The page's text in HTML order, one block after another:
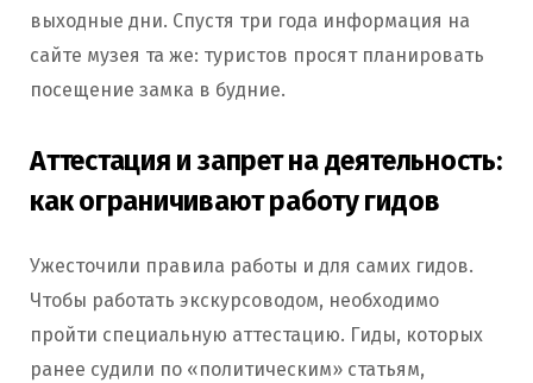
выходные дни. Спустя три года информация на
сайте музея та же: туристов просят планировать
посещение замка в будние.
Аттестация и запрет на деятельность:
как ограничивают работу гидов
Ужесточили правила работы и для самих гидов.
Чтобы работать экскурсоводом, необходимо
пройти специальную аттестацию. Гиды, которых
ранее судили по «политическим» статьям,